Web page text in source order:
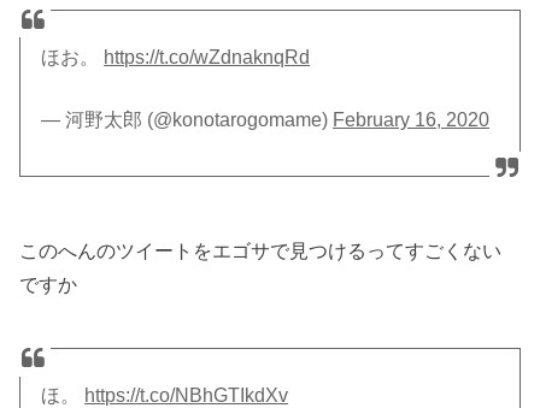
ほお。 https://t.co/wZdnaknqRd
— 河野太郎 (@konotarogomame) February 16, 2020
このへんのツイートをエゴサで見つけるってすごくない
ですか
ほ。 https://t.co/NBhGTIkdXv